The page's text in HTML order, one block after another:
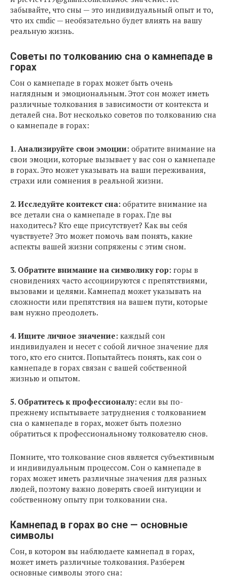
забывайте, что сны — это индивидуальный опыт и то,
что их сmdiс — необязательно будет влиять на вашу
реальную жизнь.
Советы по толкованию сна о камнепаде в
горах
Сон о камнепаде в горах может быть очень
наглядным и эмоциональным. Этот сон может иметь
различные толкования в зависимости от контекста и
деталей сна. Вот несколько советов по толкованию сна
о камнепаде в горах:
1. Анализируйте свои эмоции: обратите внимание на
свои эмоции, которые вызывает у вас сон о камнепаде
в горах. Это может указывать на ваши переживания,
страхи или сомнения в реальной жизни.
2. Исследуйте контекст сна: обратите внимание на
все детали сна о камнепаде в горах. Где вы
находитесь? Кто еще присутствует? Как вы себя
чувствуете? Это может помочь вам понять, какие
аспекты вашей жизни сопряжены с этим сном.
3. Обратите внимание на символику гор: горы в
сновидениях часто ассоциируются с препятствиями,
вызовами и целями. Камнепад может указывать на
сложности или препятствия на вашем пути, которые
вам нужно преодолеть.
4. Ищите личное значение: каждый сон
индивидуален и несет с собой личное значение для
того, кто его снится. Попытайтесь понять, как сон о
камнепаде в горах связан с вашей собственной
жизнью и опытом.
5. Обратитесь к профессионалу: если вы по-
прежнему испытываете затруднения с толкованием
сна о камнепаде в горах, может быть полезно
обратиться к профессиональному толкователю снов.
Помните, что толкование снов является субъективным
и индивидуальным процессом. Сон о камнепаде в
горах может иметь различные значения для разных
людей, поэтому важно доверять своей интуиции и
собственному опыту при толковании сна.
Камнепад в горах во сне — основные
символы
Сон, в котором вы наблюдаете камнепад в горах,
может иметь различные толкования. Разберем
основные символы этого сна: